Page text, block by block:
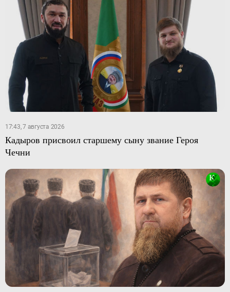
17:43, 7 августа 2026
Кадыров присвоил старшему сыну звание Героя
Чечни